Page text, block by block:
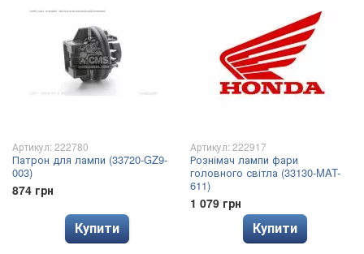
Артикул: 222780
Патрон для лампи (33720-GZ9-
003)
874 грн
Купити
Артикул: 222917
Рознімач лампи фари
головного світла (33130-MAT-
611)
1 079 грн
Купити